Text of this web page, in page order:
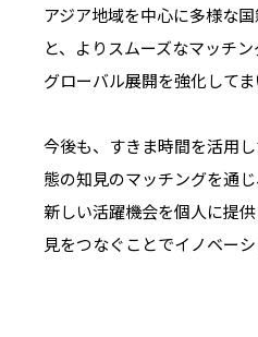
アジア地域を中心に多様な
と、よりスムーズなマッチ
グローバル展開を強化してま
今後も、すきま時間を活用
態の知見のマッチングを通
新しい活躍機会を個人に提
見をつなぐことでイノベー